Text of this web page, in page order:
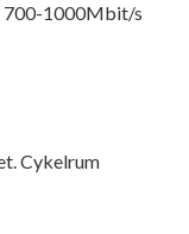
700-1000Mbit/s
Cykelrum